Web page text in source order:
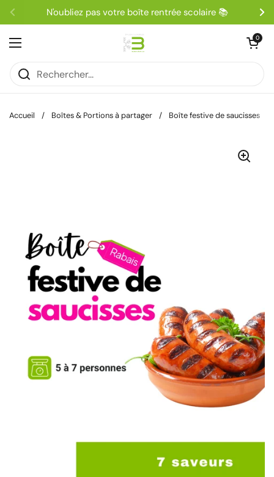
Passer au contenu
PrécédentN'oubliez pas votre boîte rentrée scolaire 📚
Ouvrir le menu
Ouvrir le
0
Accueil / Boîtes & Portions à partager / Boîte festive de saucisses